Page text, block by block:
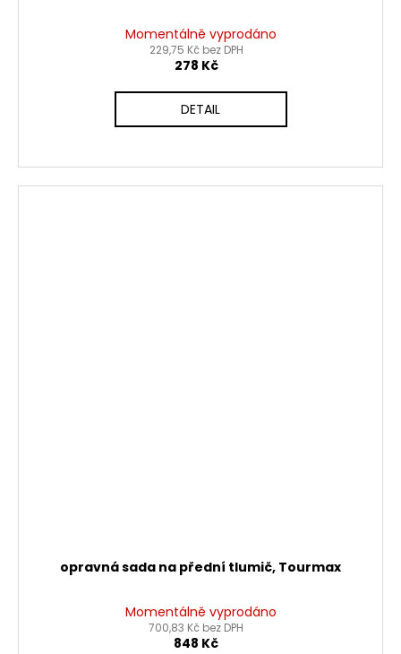
Momentálně vyprodáno
229,75 Kč bez DPH
278 Kč
DETAIL
opravná sada na přední tlumič, Tourmax
Momentálně vyprodáno
700,83 Kč bez DPH
848 Kč